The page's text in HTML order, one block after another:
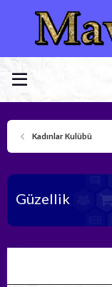
Kadınlar Kulübü
Güzellik